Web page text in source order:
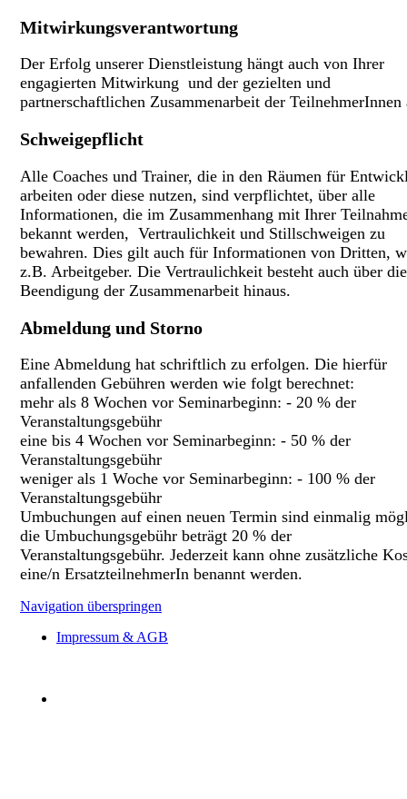
Mitwirkungsverantwortung
Der Erfolg unserer Dienstleistung hängt auch von Ihrer
engagierten Mitwirkung und der gezielten und
partnerschaftlichen Zusammenarbeit der TeilnehmerInnen
Schweigepflicht
Alle Coaches und Trainer, die in den Räumen für
arbeiten oder diese nutzen, sind verpflichtet, über alle
Informationen, die im Zusammenhang mit Ihrer
bekannt werden, Vertraulichkeit und Stillschweigen zu
bewahren. Dies gilt auch für Informationen von Dritten,
z.B. Arbeitgeber. Die Vertraulichkeit besteht auch über die
Beendigung der Zusammenarbeit hinaus.
Abmeldung und Storno
Eine Abmeldung hat schriftlich zu erfolgen. Die hierfür
anfallenden Gebühren werden wie folgt berechnet:
mehr als 8 Wochen vor Seminarbeginn: - 20 % der
Veranstaltungsgebühr
eine bis 4 Wochen vor Seminarbeginn: - 50 % der
Veranstaltungsgebühr
weniger als 1 Woche vor Seminarbeginn: - 100 % der
Veranstaltungsgebühr
Umbuchungen auf einen neuen Termin sind einmalig
die Umbuchungsgebühr beträgt 20 % der
Veranstaltungsgebühr. Jederzeit kann ohne zusätzliche
eine/n ErsatzteilnehmerIn benannt werden.
Navigation überspringen
Impressum & AGB